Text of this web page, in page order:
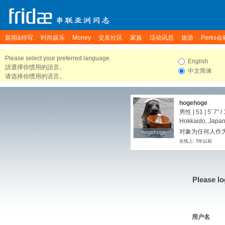
新闻&特写 时尚娱乐 Money 交友社区 家族 活动讯息 旅游 Perks会
Please select your preferred language.
請選擇你慣用的語言。
请选择你惯用的语言。
English
中文简体
hogehoge
hogehoge
hogehoge
男性 | 51 | 5' 7" /
Hokkaido, Japan
对象为任何人作
在线上: 5年以前
Please
用户名